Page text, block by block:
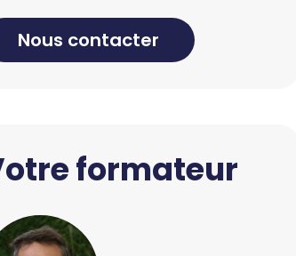
Nous contacter
formateur